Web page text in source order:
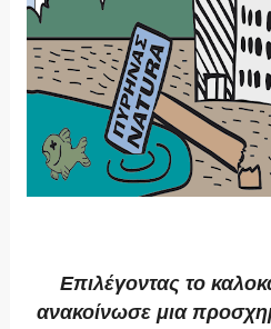
Επιλέγοντας το
ανακοίνωσε μια